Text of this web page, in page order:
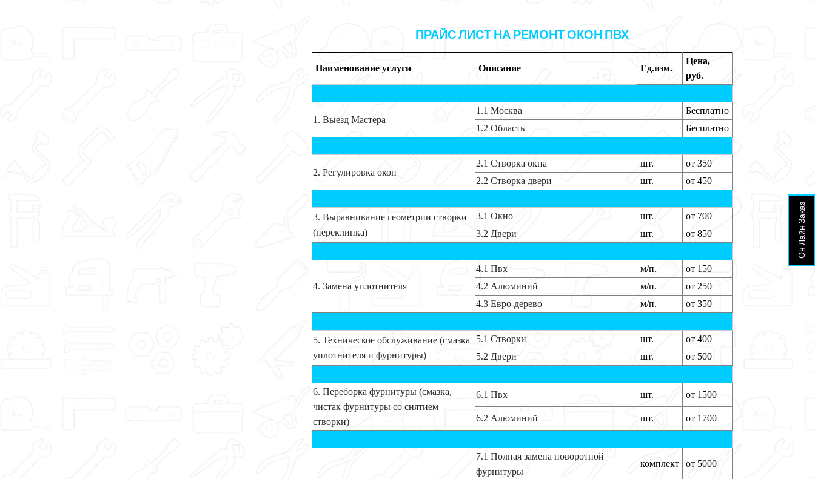
Он Лайн Заказ
ПРАЙС ЛИСТ НА РЕМОНТ ОКОН ПВХ
Наименование услуги Описание Ед.изм.
Цена,
руб.
1. Выезд Мастера
1.1 Москва
Бесплатно
1.2 Область
Бесплатно
2. Регулировка окон
2.1 Створка окна шт.
от 350
2.2 Створка двери
шт. от 450
3. Выравнивание геометрии створки
(переклинка)
3.1 Окно шт.
от 700
3.2 Двери
шт. от 850
4. Замена уплотнителя
4.1 Пвх м/п.
от 150
4.2 Алюминий
м/п.
от 250
4.3 Евро-дерево
м/п. от 350
5. Техническое обслуживание (смазка
уплотнителя и фурнитуры)
5.1 Створки шт.
от 400
5.2 Двери
шт. от 500
6. Переборка фурнитуры (смазка,
чистак фурнитуры со снятием
створки)
6.1 Пвх шт. от 1500
6.2 Алюминий шт. от 1700
7.1 Полная замена поворотной
фурнитуры
комплект от 5000